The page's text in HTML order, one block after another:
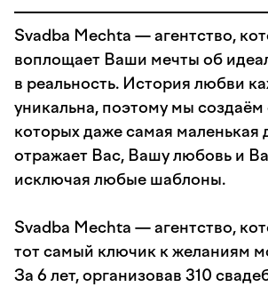
Svadba Mechta — агентство,
воплощает Ваши мечты об
в реальность. История любви
уникальна, поэтому мы создаём
которых даже самая маленькая
отражает Вас, Вашу любовь и
исключая любые шаблоны.
Svadba Mechta — агентство,
тот самый ключик к желаниям
За 6 лет, организовав 310